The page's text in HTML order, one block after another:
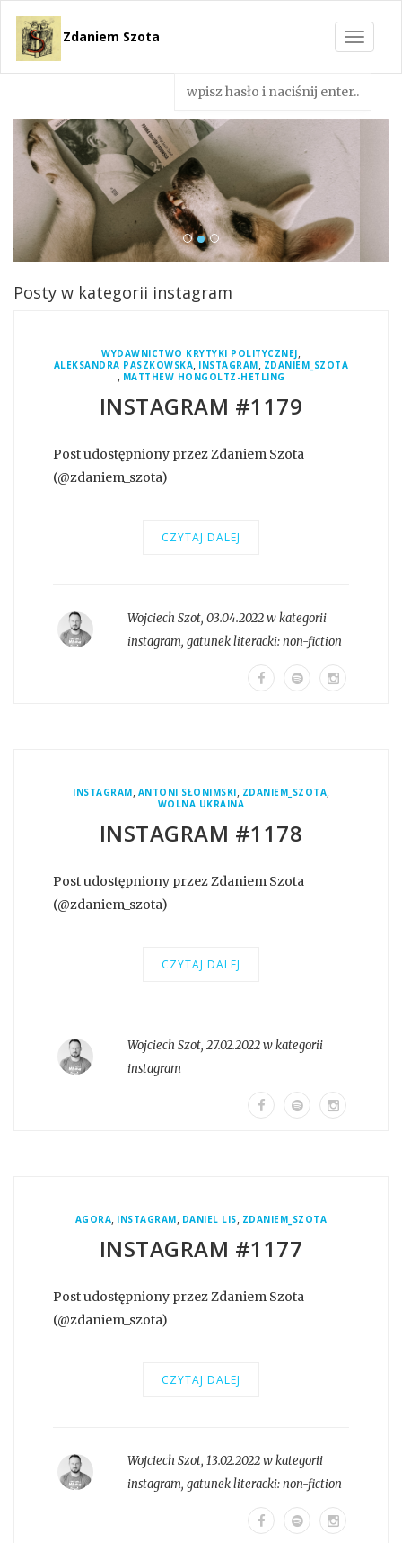
Toggle
Zdaniem Szota
Posty w kategorii instagram
WYDAWNICTWO KRYTYKI POLITYCZNEJ,
ALEKSANDRA PASZKOWSKA, INSTAGRAM, ZDANIEM_SZOTA
, MATTHEW HONGOLTZ-HETLING
INSTAGRAM #1179
Post udostępniony przez Zdaniem Szota
(@zdaniem_szota)
CZYTAJ DALEJ
Wojciech Szot, 03.04.2022 w kategorii
instagram, gatunek literacki:non-fiction
INSTAGRAM, ANTONI SŁONIMSKI, ZDANIEM_SZOTA,
WOLNA UKRAINA
INSTAGRAM #1178
Post udostępniony przez Zdaniem Szota
(@zdaniem_szota)
CZYTAJ DALEJ
Wojciech Szot, 27.02.2022 w kategorii
instagram
AGORA, INSTAGRAM, DANIEL LIS, ZDANIEM_SZOTA
INSTAGRAM #1177
Post udostępniony przez Zdaniem Szota
(@zdaniem_szota)
CZYTAJ DALEJ
Wojciech Szot, 13.02.2022 w kategorii
instagram, gatunek literacki:non-fiction